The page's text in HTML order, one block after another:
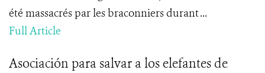
été massacrés par les braconniers durant ...
Full Article
Asociación para salvar a los elefantes de